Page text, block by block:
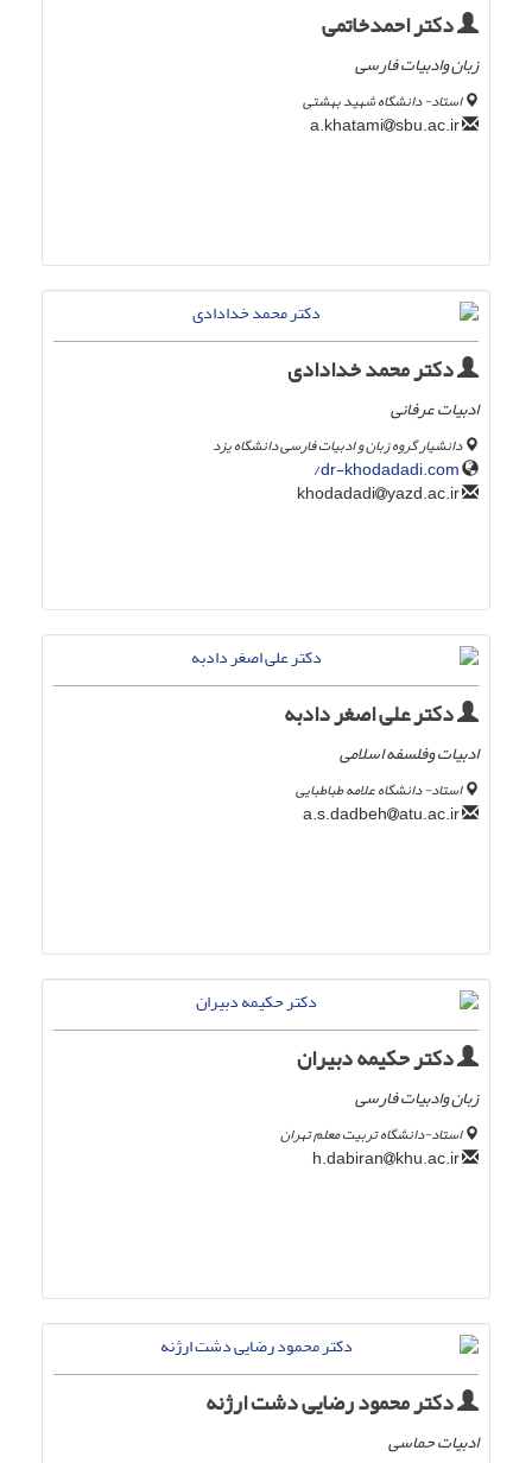
دکتر احمدخاتمی
زبان وادبیات فارسی
استاد- دانشگاه شهید بهشتی
sbu.ac.ir
دکتر محمد خدادادی
ادبیات عرفانی
دانشیار گروه زبان و ادبیات فارسی دانشگاه یزد
dr-khodadadi.com/
yazd.ac.ir
دکتر علی اصغر دادبه
ادبیات وفلسفه اسلامی
استاد- دانشگاه علامه طباطبایی
atu.ac.ir
دکتر حکیمه دبیران
زبان وادبیات فارسی
استاد-دانشگاه تربیت معلم تهران
khu.ac.ir
دکتر محمود رضایی دشت ارژنه
ادبیات حماسی